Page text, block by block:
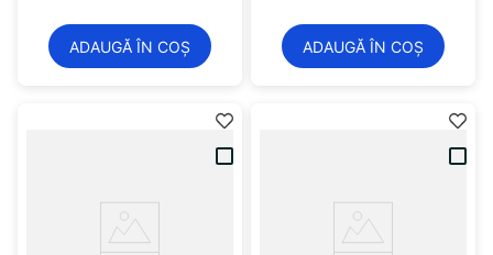
ADAUGĂ ÎN COȘ ADAUGĂ ÎN COȘ